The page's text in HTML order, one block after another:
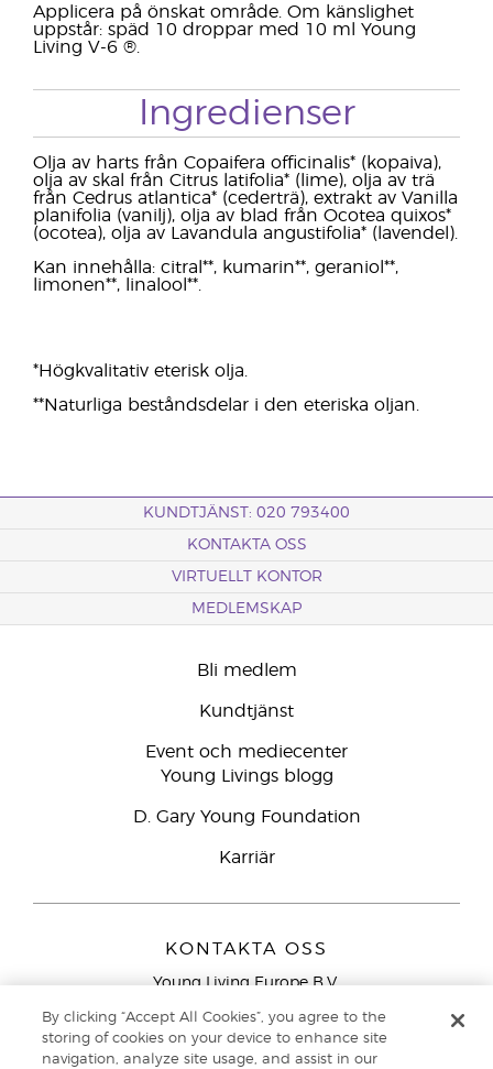
Applicera på önskat område. Om känslighet
uppstår: späd 10 droppar med 10 ml Young
Living V-6 ®.
Ingredienser
Olja av harts från Copaifera officinalis* (kopaiva),
olja av skal från Citrus latifolia* (lime), olja av trä
från Cedrus atlantica* (cederträ), extrakt av Vanilla
planifolia (vanilj), olja av blad från Ocotea quixos*
(ocotea), olja av Lavandula angustifolia* (lavendel).
Kan innehålla: citral**, kumarin**, geraniol**,
limonen**, linalool**.
*Högkvalitativ eterisk olja.
**Naturliga beståndsdelar i den eteriska oljan.
KUNDTJÄNST: 020 793400
KONTAKTA OSS
VIRTUELLT KONTOR
MEDLEMSKAP
Bli medlem
Kundtjänst
Event och mediecenter
Young Livings blogg
D. Gary Young Foundation
Karriär
KONTAKTA OSS
Young Living Europe B.V.
9727 AJ Groningen
Nederländerna
By clicking “Accept All Cookies”, you agree to the
storing of cookies on your device to enhance site
navigation, analyze site usage, and assist in our